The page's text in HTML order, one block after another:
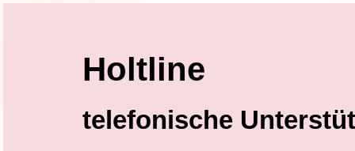
Holtline
telefonische